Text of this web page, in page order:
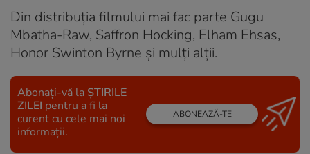
Din distribuția filmului mai fac parte Gugu
Mbatha-Raw, Saffron Hocking, Elham Ehsas,
Honor Swinton Byrne și mulți alții.
Abonați-vă la ȘTIRILE
ZILEI pentru a fi la
curent cu cele mai noi
informații.
ABONEAZĂ-TE